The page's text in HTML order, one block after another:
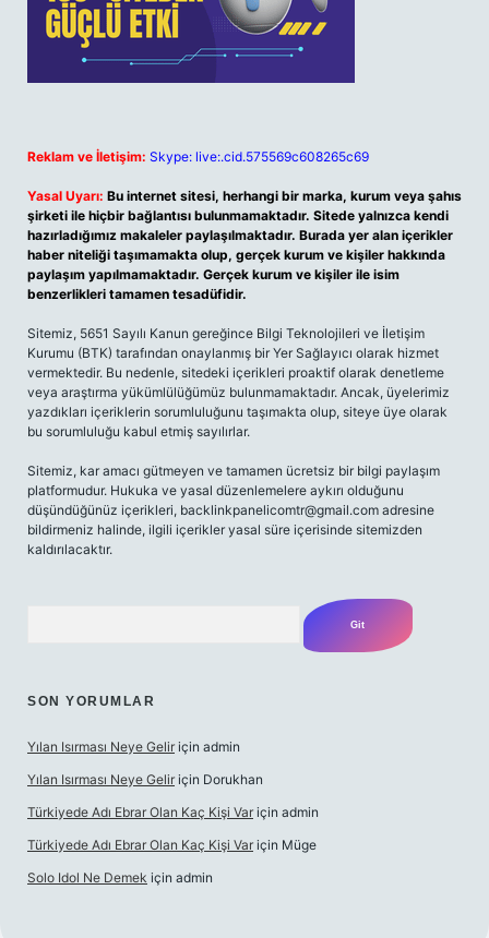
Reklam ve İletişim: Skype: live:.cid.575569c608265c69
Yasal Uyarı: Bu internet sitesi, herhangi bir marka, kurum veya şahıs
şirketi ile hiçbir bağlantısı bulunmamaktadır. Sitede yalnızca kendi
hazırladığımız makaleler paylaşılmaktadır. Burada yer alan içerikler
haber niteliği taşımamakta olup, gerçek kurum ve kişiler hakkında
paylaşım yapılmamaktadır. Gerçek kurum ve kişiler ile isim
benzerlikleri tamamen tesadüfidir.
Sitemiz, 5651 Sayılı Kanun gereğince Bilgi Teknolojileri ve İletişim
Kurumu (BTK) tarafından onaylanmış bir Yer Sağlayıcı olarak hizmet
vermektedir. Bu nedenle, sitedeki içerikleri proaktif olarak denetleme
veya araştırma yükümlülüğümüz bulunmamaktadır. Ancak, üyelerimiz
yazdıkları içeriklerin sorumluluğunu taşımakta olup, siteye üye olarak
bu sorumluluğu kabul etmiş sayılırlar.
Sitemiz, kar amacı gütmeyen ve tamamen ücretsiz bir bilgi paylaşım
platformudur. Hukuka ve yasal düzenlemelere aykırı olduğunu
düşündüğünüz içerikleri, backlinkpanelicomtr@gmail.com adresine
bildirmeniz halinde, ilgili içerikler yasal süre içerisinde sitemizden
kaldırılacaktır.
SON YORUMLAR
Yılan Isırması Neye Gelir için admin
Yılan Isırması Neye Gelir için Dorukhan
Türkiyede Adı Ebrar Olan Kaç Kişi Var için admin
Türkiyede Adı Ebrar Olan Kaç Kişi Var için Müge
Solo Idol Ne Demek için admin